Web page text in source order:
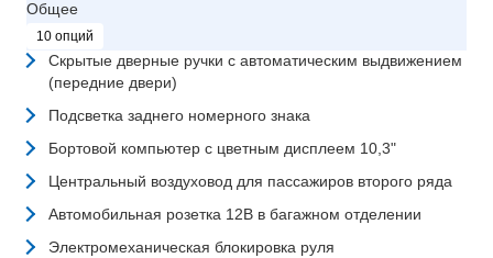
Общее
10 опций
Скрытые дверные ручки с автоматическим выдвижением
(передние двери)
Подсветка заднего номерного знака
Бортовой компьютер с цветным дисплеем 10,3"
Центральный воздуховод для пассажиров второго ряда
Автомобильная розетка 12В в багажном отделении
Электромеханическая блокировка руля